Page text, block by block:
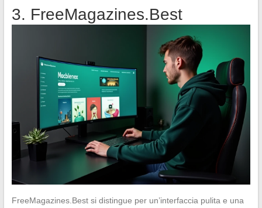
3. FreeMagazines.Best
FreeMagazines.Best si distingue per un’interfaccia pulita e una